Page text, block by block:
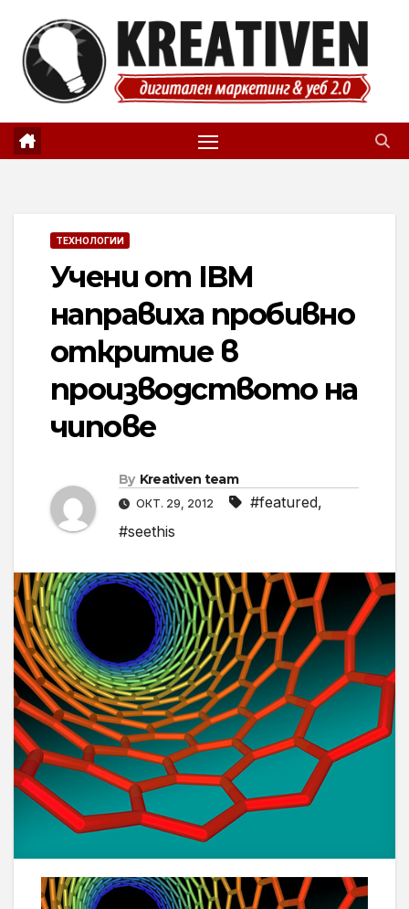
content
ТЕХНОЛОГИИ
Учени от IBM
направиха пробивно
откритие в
производството на
чипове
By Kreativen team
ОКТ. 29, 2012 #featured,
#seethis